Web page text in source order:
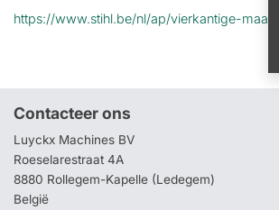
https://www.stihl.be/nl/ap/vierkantige-
Contacteer ons
Luyckx Machines BV
Roeselarestraat 4A
8880 Rollegem-Kapelle (Ledegem)
België